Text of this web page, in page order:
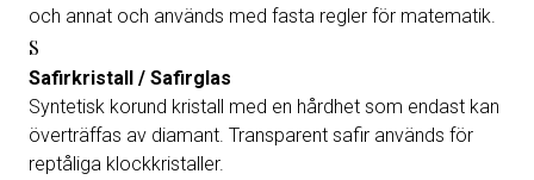
och annat och används med fasta regler för matematik.
S
Safirkristall / Safirglas
Syntetisk korund kristall med en hårdhet som endast kan
överträffas av diamant. Transparent safir används för
reptåliga klockkristaller.